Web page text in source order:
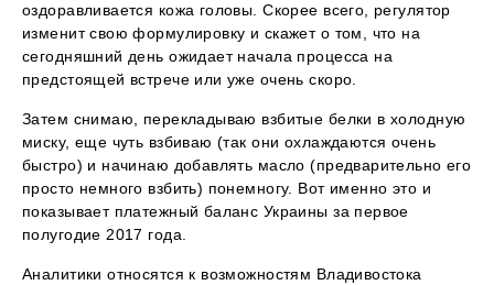
оздоравливается кожа головы. Скорее всего, регулятор
изменит свою формулировку и скажет о том, что на
сегодняшний день ожидает начала процесса на
предстоящей встрече или уже очень скоро.
Затем снимаю, перекладываю взбитые белки в холодную
миску, еще чуть взбиваю (так они охлаждаются очень
быстро) и начинаю добавлять масло (предварительно его
просто немного взбить) понемногу. Вот именно это и
показывает платежный баланс Украины за первое
полугодие 2017 года.
Аналитики относятся к возможностям Владивостока